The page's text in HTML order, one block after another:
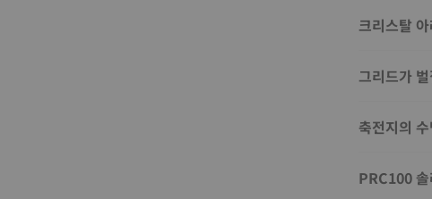
크리스탈
그리드가
축전지의
PRC100